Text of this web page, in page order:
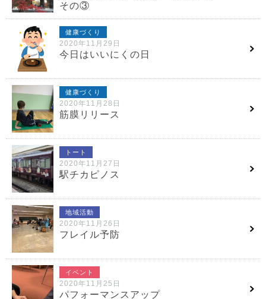
その③
健康づくり
2020年11月29日
今日はいいにくの日
健康づくり
2020年11月28日
筋膜リリース
トート
2020年11月27日
駅チカピノス
地域活動
2020年11月26日
フレイル予防
イベント
2020年11月25日
パフォーマンスアップ